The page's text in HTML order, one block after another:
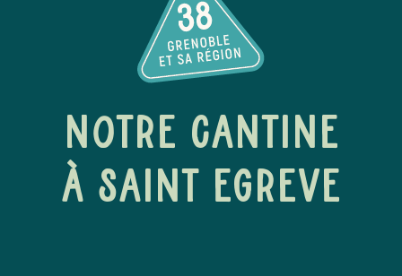
NOTRE CANTINE
à SAINT EGREVE